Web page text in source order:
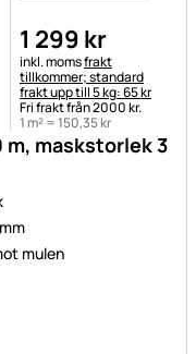
m, maskstorlek 3
mulen
1 299 kr
Skatteinformation:
inkl. momsfrakt
tillkommer; standard
frakt upp till 5 kg: 65 kr
Fri frakt från 2000 kr.
1 m² =150,35kr